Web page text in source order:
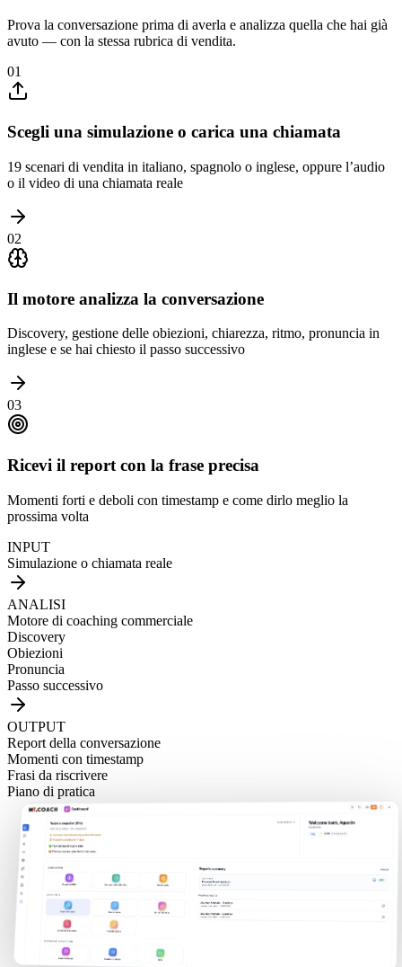
Prova la conversazione prima di averla e analizza quella che hai già
avuto — con la stessa rubrica di vendita.
01
Scegli una simulazione o carica una chiamata
19 scenari di vendita in italiano, spagnolo o inglese, oppure l’audio
o il video di una chiamata reale
02
Il motore analizza la conversazione
Discovery, gestione delle obiezioni, chiarezza, ritmo, pronuncia in
inglese e se hai chiesto il passo successivo
03
Ricevi il report con la frase precisa
Momenti forti e deboli con timestamp e come dirlo meglio la
prossima volta
INPUT
Simulazione o chiamata reale
ANALISI
Motore di coaching commerciale
Discovery
Obiezioni
Pronuncia
Passo successivo
OUTPUT
Report della conversazione
Momenti con timestamp
Frasi da riscrivere
Piano di pratica